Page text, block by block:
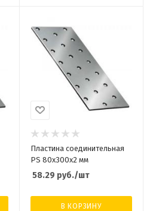
Пластина соединительная
PS 80х300х2 мм
58.29 руб./шт
В КОРЗИНУ